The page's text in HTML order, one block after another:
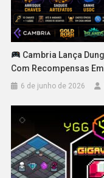
Cambria Lança
Com Recompensas Em
6 de junho de 2026